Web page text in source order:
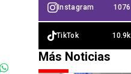
Instagram 1076
TikTok 10.9k
Más Noticias